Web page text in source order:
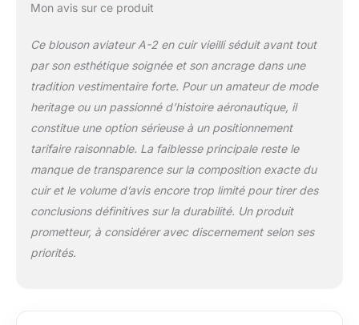
Retours et échanges.
échanges sont
acceptés dans les 30
jours suivant la
livraison de l'article
d'origine. Tous les
frais seront
remboursés
Mon avis sur ce produit
Ce blouson aviateur A-2 en cuir vieilli séduit avant tout
par son esthétique soignée et son ancrage dans une
tradition vestimentaire forte. Pour un amateur de mode
heritage ou un passionné d’histoire aéronautique, il
constitue une option sérieuse à un positionnement
tarifaire raisonnable. La faiblesse principale reste le
manque de transparence sur la composition exacte du
cuir et le volume d’avis encore trop limité pour tirer des
conclusions définitives sur la durabilité. Un produit
prometteur, à considérer avec discernement selon ses
priorités.